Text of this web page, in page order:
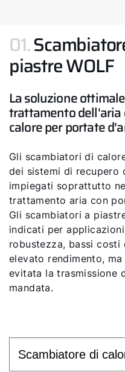
01.
piastre WOLF
La soluzione
trattamento dell'aria
calore per portate
Gli scambiatori di
dei sistemi di recupero
impiegati soprattutto
trattamento aria con
Gli scambiatori a
indicati per
robustezza, bassi costi
elevato rendimento,
evitata la trasmissione
mandata.